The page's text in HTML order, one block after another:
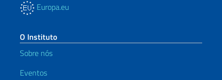
Europa.eu
O Instituto
Sobre nós
Eventos